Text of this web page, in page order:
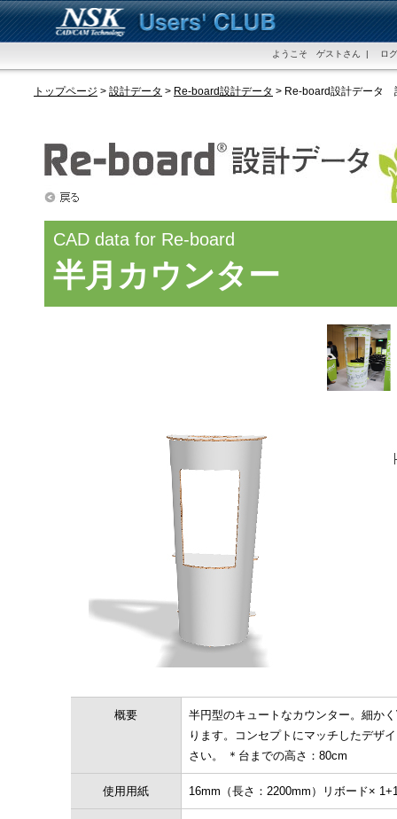
ようこそ ゲストさん | ロ
トップページ > 設計データ > Re-board設計データ > Re-board設計データ
CAD data for Re-board
半月カウンター
概要
半円型のキュートなカウンター。細か
ります。コンセプトにマッチしたデザ
さい。 ＊台までの高さ：80cm
使用用紙 16mm（長さ：2200mm）リボード×